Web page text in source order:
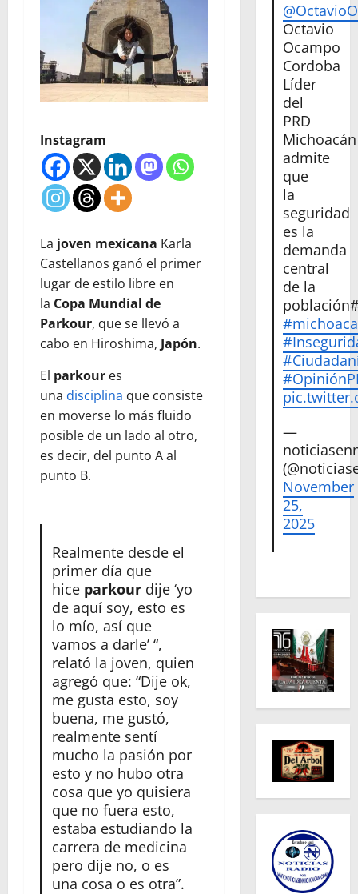
Instagram
La joven mexicana Karla
Castellanos ganó el primer
lugar de estilo libre en
la Copa Mundial de
Parkour, que se llevó a
cabo en Hiroshima, Japón.
El parkour es
una disciplina que consiste
en moverse lo más fluido
posible de un lado al otro,
es decir, del punto A al
punto B.
Realmente desde el
primer día que
hice parkourdije ‘yo
de aquí soy, esto es
lo mío, así que
vamos a darle’ “,
relató la joven, quien
agregó que: “Dije ok,
me gusta esto, soy
buena, me gustó,
realmente sentí
mucho la pasión por
esto y no hubo otra
cosa que yo quisiera
que no fuera esto,
estaba estudiando la
carrera de medicina
pero dije no, o es
una cosa o es otra”.
Octavio
Ocampo
Cordoba
Líder
del
PRD
Michoacán
admite
que
la
seguridad
es la
demanda
central
de la
—
November
25,
2025